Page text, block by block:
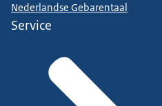
Nederlandse Gebarentaal
Service